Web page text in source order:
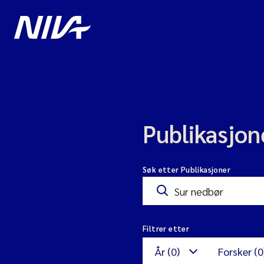
Søk etter Publikasjoner
Filtrer etter
År (0) Forsker